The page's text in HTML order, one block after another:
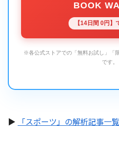
BOOK
【14日間 0円】
※各公式ストアでの「無料お試し」「
です。
▶ 「スポーツ」の解析記事一